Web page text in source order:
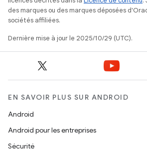
des marques ou des marques déposées
sociétés affiliées.
Dernière mise à jour le 2025/10/29 (UTC).
EN SAVOIR PLUS SUR ANDROID
Android
Android pour les entreprises
Sécurité